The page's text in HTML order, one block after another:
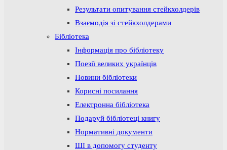
Результати опитування стейкхолдерів
Взаємодія зі стейкхолдерами
Бібліотека
Інформація про бібліотеку
Поезії великих українців
Новини бібліотеки
Корисні посилання
Електронна бібліотека
Подаруй бібліотеці книгу
Нормативні документи
ШІ в допомогу студенту